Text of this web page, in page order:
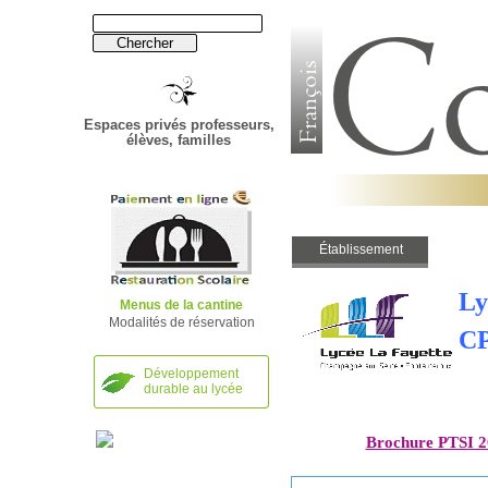
Espaces privés professeurs,
élèves, familles
Menus de la cantine
Modalités de réservation
Développement
durable au lycée
Établissement
Établissement
Brochure PTSI